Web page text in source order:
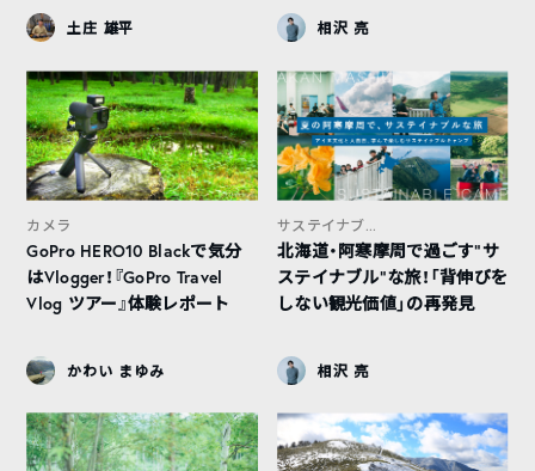
土庄 雄平 相沢 亮
カメラ
GoPro HERO10 Blackで気分
はVlogger！『GoPro Travel
Vlog ツアー』体験レポート
かわい まゆみ
サステイナブ...
北海道・阿寒摩周で過ごす“サ
ステイナブル”な旅！「背伸びを
しない観光価値」の再発見
相沢 亮